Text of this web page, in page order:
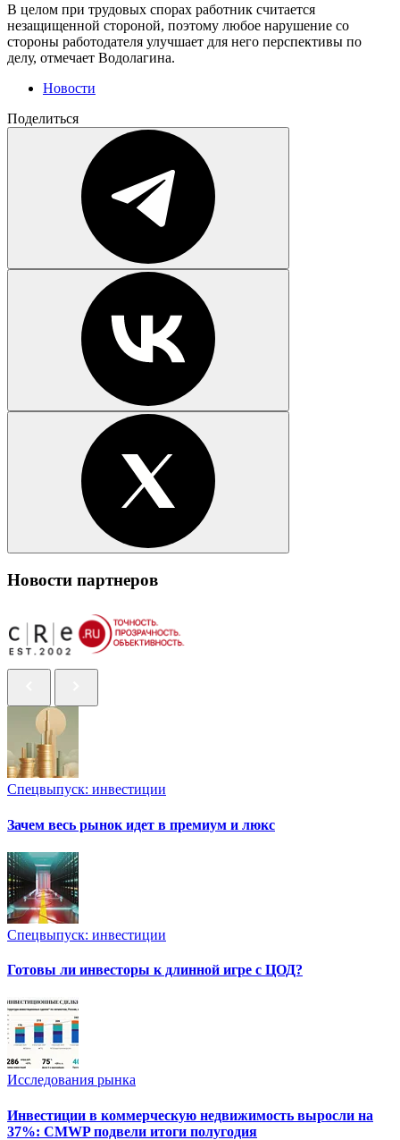
В целом при трудовых спорах работник считается
незащищенной стороной, поэтому любое нарушение со
стороны работодателя улучшает для него перспективы по
делу, отмечает Водолагина.
Новости
Поделиться
Новости партнеров
Спецвыпуск: инвестиции
Зачем весь рынок идет в премиум и люкс
Спецвыпуск: инвестиции
Готовы ли инвесторы к длинной игре с ЦОД?
Исследования рынка
Инвестиции в коммерческую недвижимость выросли на
37%: CMWP подвели итоги полугодия